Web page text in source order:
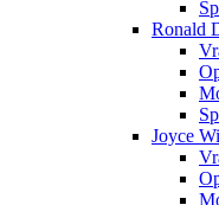
Ronald
Joyce